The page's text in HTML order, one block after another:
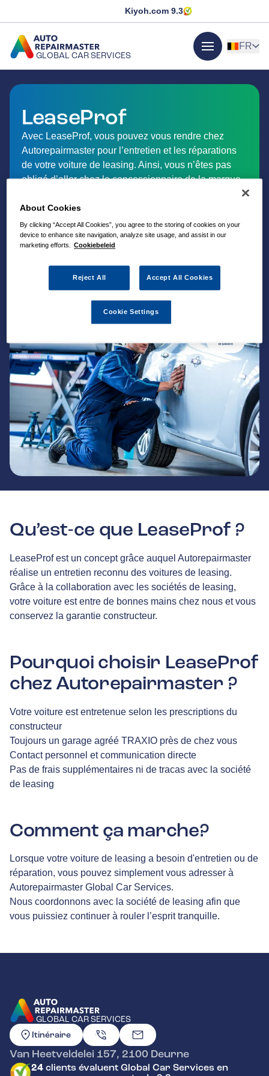
Kiyoh.com 9.3
GLOBAL CAR SERVICES menu
FR
LeaseProf
Avec LeaseProf, vous pouvez vous rendre chez
Autorepairmaster pour l’entretien et les réparations
de votre voiture de leasing. Ainsi, vous n’êtes pas
obligé d’aller chez le concessionnaire de la marque
chez vous.
Qu’est-ce que LeaseProf ?
LeaseProf est un concept grâce auquel Autorepairmaster
réalise un entretien reconnu des voitures de leasing.
Grâce à la collaboration avec les sociétés de leasing,
votre voiture est entre de bonnes mains chez nous et vous
conservez la garantie constructeur.
Pourquoi choisir LeaseProf
chez Autorepairmaster ?
Votre voiture est entretenue selon les prescriptions du
constructeur
Toujours un garage agréé TRAXIO près de chez vous
Contact personnel et communication directe
Pas de frais supplémentaires ni de tracas avec la société
de leasing
Comment ça marche?
Lorsque votre voiture de leasing a besoin d'entretien ou de
réparation, vous pouvez simplement vous adresser à
Autorepairmaster Global Car Services.
Nous coordonnons avec la société de leasing afin que
vous puissiez continuer à rouler l’esprit tranquille.
GLOBAL CAR SERVICES
ALLER À LA PAGE D'ACCUEIL
Itinéraire
Van Heetveldelei 157, 2100 Deurne
24 clients évaluent Global Car Services en
About Cookies
By clicking “Accept All Cookies”, you agree to the storing of cookies on your
device to enhance site navigation, analyze site usage, and assist in our
marketing efforts.
Cookiebeleid
Reject All Accept All Cookies
Cookie Settings